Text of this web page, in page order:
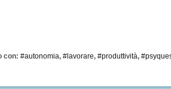
con: #autonomia, #lavorare, #produttività,